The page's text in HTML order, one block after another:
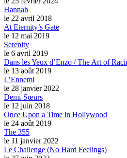
Hannah
le 22 avril 2018
At Eternity’s Gate
le 12 mai 2019
Serenity
le 6 avril 2019
Dans les Yeux d’Enzo / The Art of
le 13 août 2019
L’Ennemi
le 28 janvier 2022
Demi-Sœurs
le 12 juin 2018
Once Upon a Time in Hollywood
le 24 août 2019
The 355
le 11 janvier 2022
Le Challenge (No Hard Feelings)